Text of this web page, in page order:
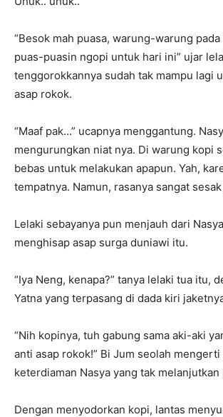
“Besok mah puasa, warung-warung
puas-puasin ngopi untuk hari ini” ujar
tenggorokkannya sudah tak mampu lagi
asap rokok.
“Maaf pak…” ucapnya menggantung.
mengurungkan niat nya. Di warung kopi
bebas untuk melakukan apapun. Yah,
tempatnya. Namun, rasanya sangat
Lelaki sebayanya pun menjauh dari
menghisap asap surga duniawi itu.
“Iya Neng, kenapa?” tanya lelaki tua itu,
Yatna yang terpasang di dada kiri
“Nih kopinya, tuh gabung sama aki-aki
anti asap rokok!” Bi Jum seolah mengerti
keterdiaman Nasya yang tak melanjutkan
Dengan menyodorkan kopi, lantas